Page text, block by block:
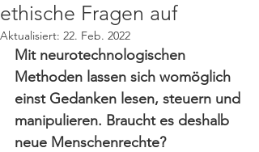
ethische Fragen auf
Aktualisiert: 22. Feb. 2022
Mit neurotechnologischen
Methoden lassen sich womöglich
einst Gedanken lesen, steuern und
manipulieren. Braucht es deshalb
neue Menschenrechte?